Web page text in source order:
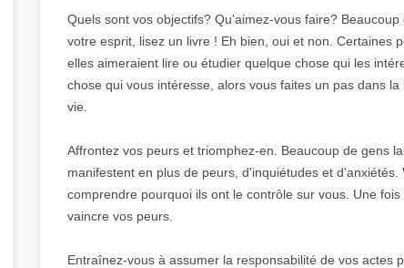
Quels sont vos objectifs? Qu'aimez-vous faire?
votre esprit, lisez un livre ! Eh bien, oui et non. Certaines
elles aimeraient lire ou étudier quelque chose qui les
chose qui vous intéresse, alors vous faites un pas dans
vie.
Affrontez vos peurs et triomphez-en. Beaucoup de gens
manifestent en plus de peurs, d'inquiétudes et
comprendre pourquoi ils ont le contrôle sur vous. Une
vaincre vos peurs.
Entraînez-vous à assumer la responsabilité de vos actes